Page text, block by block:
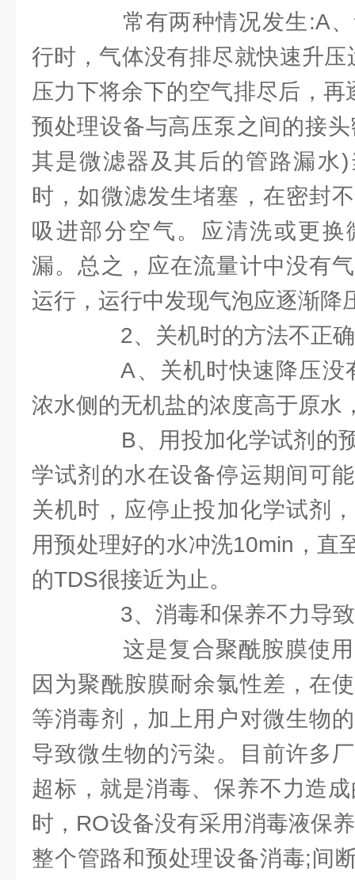
常有两种情况发生:A、
行时，气体没有排尽就快速升
压力下将余下的空气排尽后，
预处理设备与高压泵之间的接
其是微滤器及其后的管路漏水
时，如微滤发生堵塞，在密封
吸进部分空气。应清洗或更
漏。总之，应在流量计中没有
运行，运行中发现气泡应逐渐降
2、关机时的方法不正确
A、关机时快速降压没
浓水侧的无机盐的浓度高于原水
B、用投加化学试剂的
学试剂的水在设备停运期间可
关机时，应停止投加化学试剂
用预处理好的水冲洗10min，直
的TDS很接近为止。
3、消毒和保养不力导致
这是复合聚酰胺膜使用
因为聚酰胺膜耐余氯性差，在
等消毒剂，加上用户对微生物
导致微生物的污染。目前许多
超标，就是消毒、保养不力造
时，RO设备没有采用消毒液保
整个管路和预处理设备消毒;间